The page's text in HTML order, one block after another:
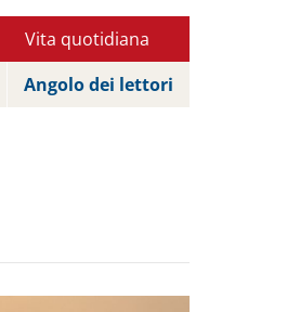
Vita quotidiana
Angolo dei lettori